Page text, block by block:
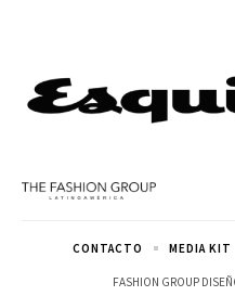
FASHION GROUP
CONTACTO MEDIA KIT